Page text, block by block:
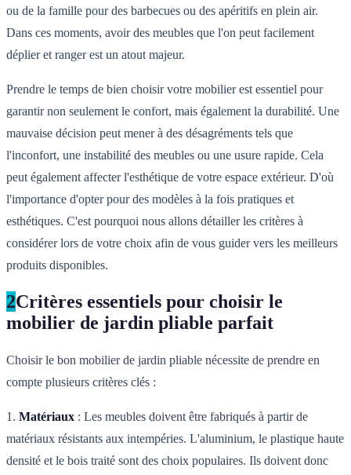
ou de la famille pour des barbecues ou des apéritifs en plein air.
Dans ces moments, avoir des meubles que l'on peut facilement
déplier et ranger est un atout majeur.
Prendre le temps de bien choisir votre mobilier est essentiel pour
garantir non seulement le confort, mais également la durabilité. Une
mauvaise décision peut mener à des désagréments tels que
l'inconfort, une instabilité des meubles ou une usure rapide. Cela
peut également affecter l'esthétique de votre espace extérieur. D'où
l'importance d'opter pour des modèles à la fois pratiques et
esthétiques. C'est pourquoi nous allons détailler les critères à
considérer lors de votre choix afin de vous guider vers les meilleurs
produits disponibles.
2Critères essentiels pour choisir le
mobilier de jardin pliable parfait
Choisir le bon mobilier de jardin pliable nécessite de prendre en
compte plusieurs critères clés :
1. Matériaux : Les meubles doivent être fabriqués à partir de
matériaux résistants aux intempéries. L'aluminium, le plastique haute
densité et le bois traité sont des choix populaires. Ils doivent donc